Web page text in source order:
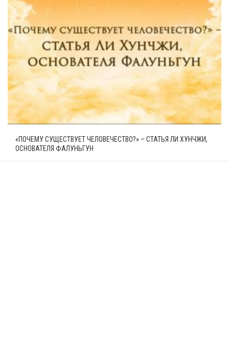
«ПОЧЕМУ СУЩЕСТВУЕТ ЧЕЛОВЕЧЕСТВО?» – СТАТЬЯ ЛИ ХУНЧЖИ,
ОСНОВАТЕЛЯ ФАЛУНЬГУН